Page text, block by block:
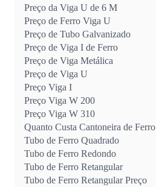
Preço da Viga U de 6 M
Preço de Ferro Viga U
Preço de Tubo Galvanizado
Preço de Viga I de Ferro
Preço de Viga Metálica
Preço de Viga U
Preço Viga I
Preço Viga W 200
Preço Viga W 310
Quanto Custa Cantoneira de Ferro
Tubo de Ferro Quadrado
Tubo de Ferro Redondo
Tubo de Ferro Retangular
Tubo de Ferro Retangular Preço